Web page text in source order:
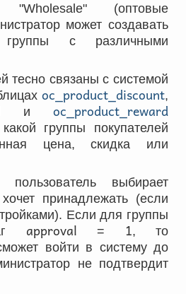
(оптовые
может создавать
группы с различными
тесно связаны с системой
oc_product_discount,
и oc_product_reward
группы покупателей
цена, скидка или
пользователь выбирает
принадлежать (если
Если для группы
approval = 1, то
войти в систему до
не подтвердит